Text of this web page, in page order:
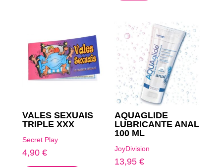
VALES SEXUAIS
TRIPLE XXX
Secret Play
4,90 €
AQUAGLIDE
LUBRICANTE ANAL
100 ML
JoyDivision
13,95€